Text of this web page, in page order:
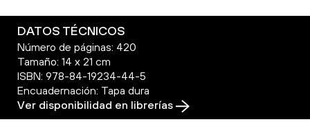
DATOS TÉCNICOS
Número de páginas: 420
Tamaño: 14 x 21 cm
ISBN: 978-84-19234-44-5
Encuadernación: Tapa dura
Ver disponibilidad en librerías